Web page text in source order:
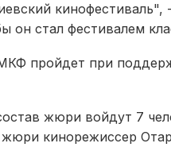
кинофестиваль",
он стал фестивалем
пройдет при
жюри войдут 7
кинорежиссер